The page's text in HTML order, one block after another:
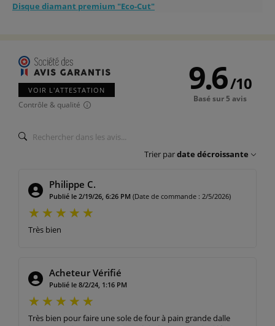
Disque diamant premium "Eco-Cut"
VOIR L'ATTESTATION
Contrôle & qualité
9.6/10
Basé sur 5 avis
Trier pardate décroissante
Philippe C.
Publié le 2/19/26, 6:26 PM (Date de commande : 2/5/2026)
Très bien
Acheteur Vérifié
Publié le 8/2/24, 1:16 PM
Très bien pour faire une sole de four à pain grande dalle